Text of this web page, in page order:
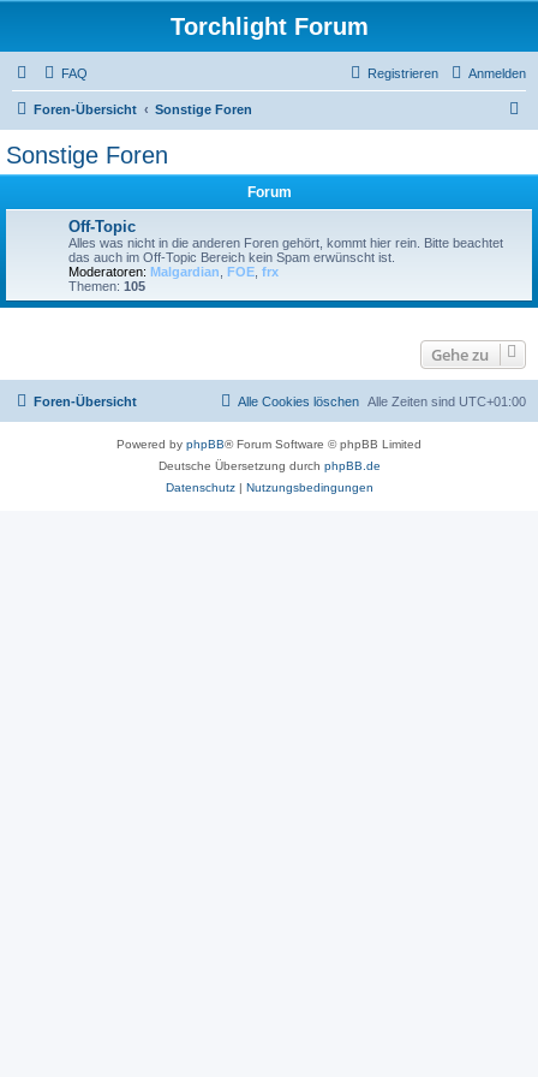
Torchlight Forum
FAQ Anmelden
Registrieren
Foren-Übersicht Sonstige Foren
Sonstige Foren
Forum
Off-Topic
Alles was nicht in die anderen Foren gehört, kommt hier rein. Bitte beachtet
das auch im Off-Topic Bereich kein Spam erwünscht ist.
Moderatoren: Malgardian FOE frx
Themen: 105
Gehe zu
Foren-Übersicht Alle Zeiten sind UTC+01:00
Alle Cookies löschen
Powered by phpBB® Forum Software © phpBB Limited
Deutsche Übersetzung durch phpBB.de
Datenschutz| Nutzungsbedingungen